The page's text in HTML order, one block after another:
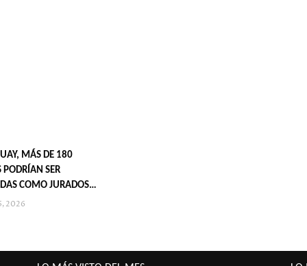
MÁS DE 180
PODRÍAN SER
COMO JURADOS
EN 2027
2026